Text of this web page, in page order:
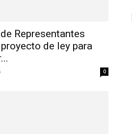
Representantes
de ley para
0